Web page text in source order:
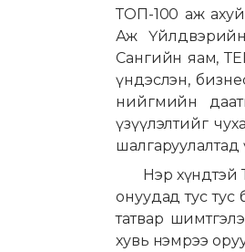
ТОП-100 аж
Аж
Сангийн яам,
үндэслэн,
нийгмийн
үзүүлэлтийг
Нэр хүндтэй
онуудад тус тус
татвар
хувь нэмрээ